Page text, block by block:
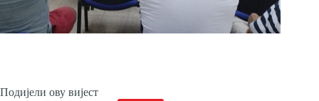
Подијели ову вијест